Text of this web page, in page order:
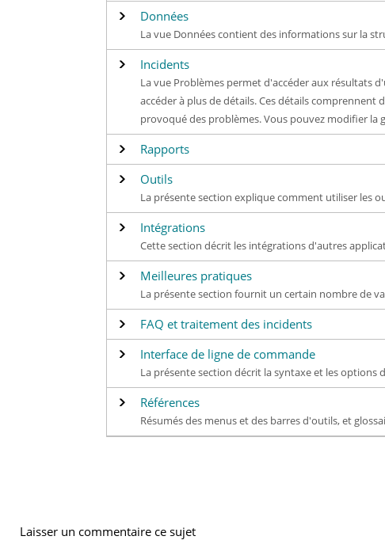
Données
La vue Données contient des informations sur la
Incidents
La vue Problèmes permet d'accéder aux résultats
accéder à plus de détails. Ces détails
provoqué des problèmes. Vous pouvez modifier la
Rapports
Outils
La présente section explique comment utiliser les
Intégrations
Cette section décrit les intégrations d'autres
Meilleures pratiques
La présente section fournit un certain nombre de
FAQ et traitement des incidents
Interface de ligne de commande
La présente section décrit la syntaxe et les options
Références
Résumés des menus et des barres d'outils, et
Laisser un commentaire ce sujet